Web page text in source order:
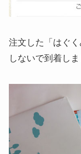
注文した「はぐ
しないで到着しま